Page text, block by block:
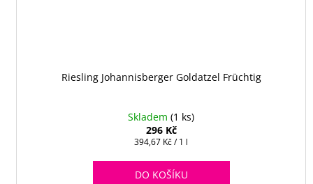
Riesling Johannisberger Goldatzel Früchtig
Skladem(1 ks)
296 Kč
Měrná
394,67 Kč / 1 l
DO KOŠÍKU